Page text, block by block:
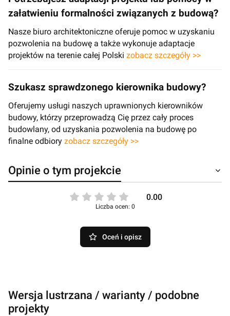
załatwieniu formalności związanych z budową?
Nasze biuro architektoniczne oferuje pomoc w uzyskaniu
pozwolenia na budowę a także wykonuje adaptacje
projektów na terenie całej Polski zobacz szczegóły >>
Szukasz sprawdzonego kierownika budowy?
Oferujemy usługi naszych uprawnionych kierowników
budowy, którzy przeprowadzą Cię przez cały proces
budowlany, od uzyskania pozwolenia na budowę po
finalne odbiory zobacz szczegóły >>
Opinie o tym projekcie
0.00
Liczba ocen: 0
Oceń i opisz
Wersja lustrzana / warianty / podobne
projekty